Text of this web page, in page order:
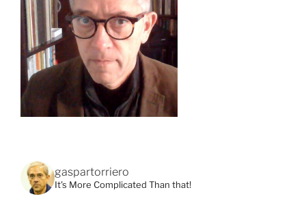
gaspartorriero
It's More Complicated Than that!